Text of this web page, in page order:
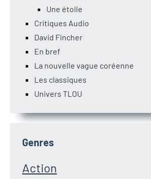
Une étoile
Critiques Audio
David Fincher
En bref
La nouvelle vague coréenne
Les classiques
Univers TLOU
Genres
Action